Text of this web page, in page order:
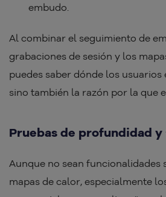
embudo.
Al combinar el seguimiento de
grabaciones de sesión y los
puedes saber dónde los usuarios
sino también la razón por la que
Pruebas de profundidad
Aunque no sean funcionalidades
mapas de calor, especialmente